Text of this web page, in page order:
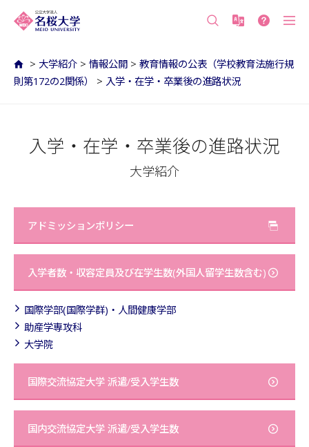
> 大学紹介 > 情報公開 > 教育情報の公表（学校教育法施行規
則第172の2関係）
> 入学・在学・卒業後の進路状況
入学・在学・卒業後の進路状況
大学紹介
アドミッションポリシー
入学者数・収容定員及び在学生数(外国人留学生数含む)
国際学部(国際学群)・人間健康学部
助産学専攻科
大学院
国際交流協定大学 派遣/受入学生数
国内交流協定大学 派遣/受入学生数